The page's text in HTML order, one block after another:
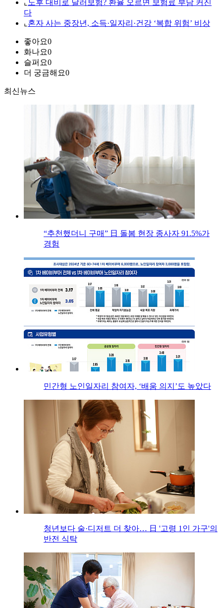
⌞ 노후 대비로 달러보험? 환율 오르면 보험료 부담 커진
다
⌞ 혼자 사는 중장년, 소득·일자리·건강 ‘복합 위험’ 비상
좋아요0
화나요0
슬퍼요0
더 궁금해요0
최신뉴스
“추천했더니 구매” 日 돌봄 현장 종사자 91.5%가
경험
민간형 노인일자리 참여자, ‘배움 의지’도 높았다
청년보다 술·디저트 더 찾아… 日 '고령 1인 가구'의
반전 식탁